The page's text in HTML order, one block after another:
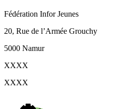
Fédération Infor Jeunes
20, Rue de l’Armée Grouchy
5000 Namur
XXXX
XXXX